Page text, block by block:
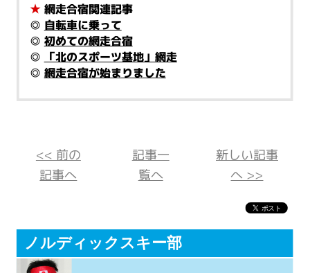
★ 網走合宿関連記事
◎ 自転車に乗って
◎ 初めての網走合宿
◎ 「北のスポーツ基地」網走
◎ 網走合宿が始まりました
<< 前の
記事へ
記事一
覧へ
新しい記事
へ >>
ノルディックスキー部